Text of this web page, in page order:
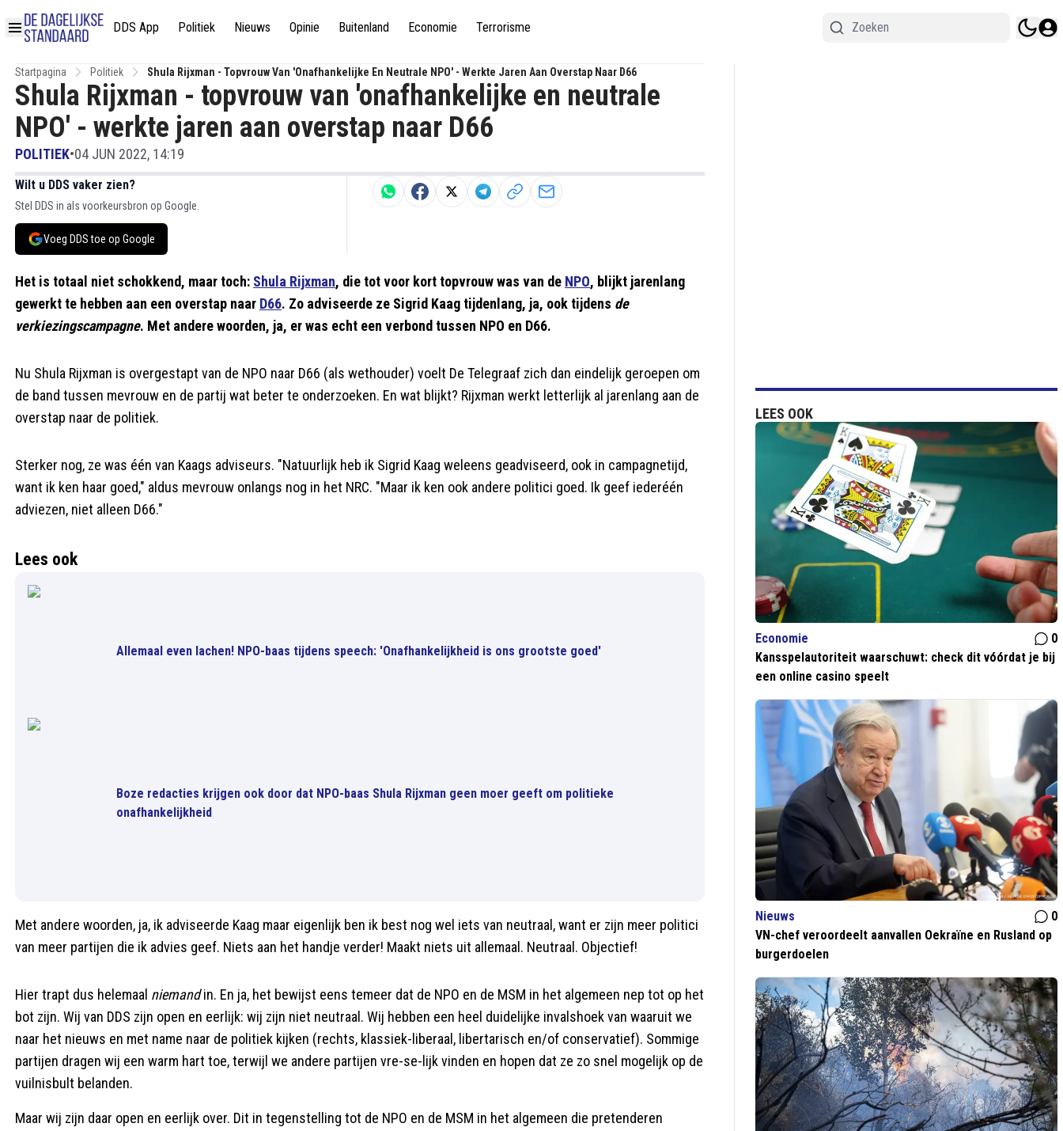
DDS App Politiek Nieuws Opinie Buitenland Economie Terrorisme
Startpagina Politiek Shula Rijxman - Topvrouw Van 'onafhankelijke En Neutrale NPO' - Werkte Jaren Aan Overstap Naar D66
Shula Rijxman - topvrouw van 'onafhankelijke en neutrale
NPO' - werkte jaren aan overstap naar D66
POLITIEK•04 JUN 2022, 14:19
Wilt u DDS vaker zien?
Stel DDS in als voorkeursbron op Google.
Voeg DDS toe op Google
Het is totaal niet schokkend, maar toch: Shula Rijxman, die tot voor kort topvrouw was van de NPO, blijkt jarenlang
gewerkt te hebben aan een overstap naar D66. Zo adviseerde ze Sigrid Kaag tijdenlang, ja, ook tijdens de
verkiezingscampagne. Met andere woorden, ja, er was echt een verbond tussen NPO en D66.
Nu Shula Rijxman is overgestapt van de NPO naar D66 (als wethouder) voelt De Telegraaf zich dan eindelijk geroepen om
de band tussen mevrouw en de partij wat beter te onderzoeken. En wat blijkt? Rijxman werkt letterlijk al jarenlang aan de
overstap naar de politiek.
Sterker nog, ze was één van Kaags adviseurs. "Natuurlijk heb ik Sigrid Kaag weleens geadviseerd, ook in campagnetijd,
want ik ken haar goed," aldus mevrouw onlangs nog in het NRC. "Maar ik ken ook andere politici goed. Ik geef iederéén
adviezen, niet alleen D66."
Lees ook
Allemaal even lachen! NPO-baas tijdens speech: 'Onafhankelijkheid is ons grootste goed'
Boze redacties krijgen ook door dat NPO-baas Shula Rijxman geen moer geeft om politieke
onafhankelijkheid
Met andere woorden, ja, ik adviseerde Kaag maar eigenlijk ben ik best nog wel iets van neutraal, want er zijn meer politici
van meer partijen die ik advies geef. Niets aan het handje verder! Maakt niets uit allemaal. Neutraal. Objectief!
Hier trapt dus helemaal niemandin. En ja, het bewijst eens temeer dat de NPO en de MSM in het algemeen nep tot op het
bot zijn. Wij van DDS zijn open en eerlijk: wij zijn niet neutraal. Wij hebben een heel duidelijke invalshoek van waaruit we
naar het nieuws en met name naar de politiek kijken (rechts, klassiek-liberaal, libertarisch en/of conservatief). Sommige
partijen dragen wij een warm hart toe, terwijl we andere partijen vre-se-lijk vinden en hopen dat ze zo snel mogelijk op de
vuilnisbult belanden.
Maar wij zijn daar open en eerlijk over. Dit in tegenstelling tot de NPO en de MSM in het algemeen die pretenderen
LEES OOK
Economie
0
Kansspelautoriteit waarschuwt: check dit vóórdat je bij
een online casino speelt
Nieuws
0
VN-chef veroordeelt aanvallen Oekraïne en Rusland op
burgerdoelen